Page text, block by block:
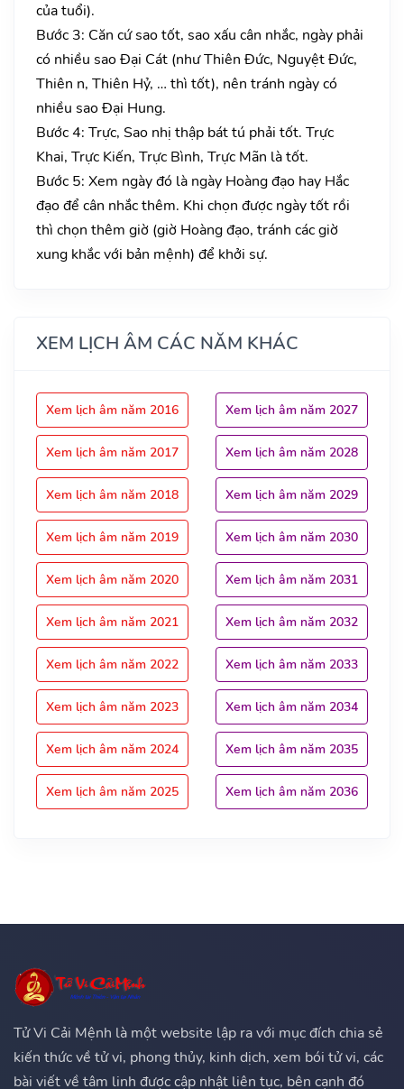
của tuổi).
Bước 3: Căn cứ sao tốt, sao xấu cân nhắc, ngày phải
có nhiều sao Đại Cát (như Thiên Đức, Nguyệt Đức,
Thiên n, Thiên Hỷ, … thì tốt), nên tránh ngày có
nhiều sao Đại Hung.
Bước 4: Trực, Sao nhị thập bát tú phải tốt. Trực
Khai, Trực Kiến, Trực Bình, Trực Mãn là tốt.
Bước 5: Xem ngày đó là ngày Hoàng đạo hay Hắc
đạo để cân nhắc thêm. Khi chọn được ngày tốt rồi
thì chọn thêm giờ (giờ Hoàng đạo, tránh các giờ
xung khắc với bản mệnh) để khởi sự.
XEM LỊCH ÂM CÁC NĂM KHÁC
Xem lịch âm năm 2016
Xem lịch âm năm 2017
Xem lịch âm năm 2018
Xem lịch âm năm 2019
Xem lịch âm năm 2020
Xem lịch âm năm 2021
Xem lịch âm năm 2022
Xem lịch âm năm 2023
Xem lịch âm năm 2024
Xem lịch âm năm 2025
Xem lịch âm năm 2027
Xem lịch âm năm 2028
Xem lịch âm năm 2029
Xem lịch âm năm 2030
Xem lịch âm năm 2031
Xem lịch âm năm 2032
Xem lịch âm năm 2033
Xem lịch âm năm 2034
Xem lịch âm năm 2035
Xem lịch âm năm 2036
Tử Vi Cải Mệnh là một website lập ra với mục đích chia sẻ
kiến thức về tử vi, phong thủy, kinh dịch, xem bói tử vi, các
bài viết về tâm linh được cập nhật liên tục, bên cạnh đó